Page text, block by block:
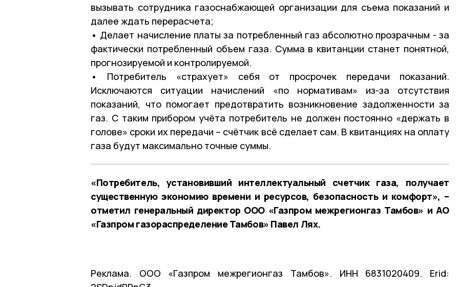
вызывать сотрудника газоснабжающей организации для съема показаний и
далее ждать перерасчета;
• Делает начисление платы за потребленный газ абсолютно прозрачным - за
фактически потребленный объем газа. Сумма в квитанции станет понятной,
прогнозируемой и контролируемой.
• Потребитель «страхует» себя от просрочек передачи показаний.
Исключаются ситуации начислений «по нормативам» из-за отсутствия
показаний, что помогает предотвратить возникновение задолженности за
газ. С таким прибором учёта потребитель не должен постоянно «держать в
голове» сроки их передачи – счётчик всё сделает сам. В квитанциях на оплату
газа будут максимально точные суммы.
«Потребитель, установивший интеллектуальный счетчик газа, получает
существенную экономию времени и ресурсов, безопасность и комфорт», –
отметил генеральный директор ООО «Газпром межрегионгаз Тамбов» и АО
«Газпром газораспределение Тамбов» Павел Лях.
Реклама. ООО «Газпром межрегионгаз Тамбов». ИНН 6831020409. Erid: